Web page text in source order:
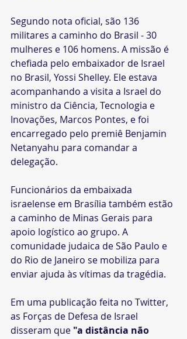
Segundo nota oficial, são 136
militares a caminho do Brasil - 30
mulheres e 106 homens. A missão é
chefiada pelo embaixador de Israel
no Brasil, Yossi Shelley. Ele estava
acompanhando a visita a Israel do
ministro da Ciência, Tecnologia e
Inovações, Marcos Pontes, e foi
encarregado pelo premiê Benjamin
Netanyahu para comandar a
delegação.
Funcionários da embaixada
israelense em Brasília também estão
a caminho de Minas Gerais para
apoio logístico ao grupo. A
comunidade judaica de São Paulo e
do Rio de Janeiro se mobiliza para
enviar ajuda às vítimas da tragédia.
Em uma publicação feita no Twitter,
as Forças de Defesa de Israel
disseram que "a distância não